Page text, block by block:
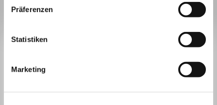
Präferenzen
Statistiken
Marketing
BLEIBEN WIR IN
KONTAKT.